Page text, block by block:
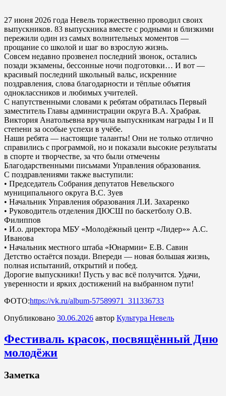
27 июня 2026 года Невель торжественно проводил своих
выпускников. 83 выпускника вместе с родными и близкими
пережили один из самых волнительных моментов —
прощание со школой и шаг во взрослую жизнь.
Совсем недавно прозвенел последний звонок, остались
позади экзамены, бессонные ночи подготовки… И вот —
красивый последний школьный вальс, искренние
поздравления, слова благодарности и тёплые объятия
одноклассников и любимых учителей.
С напутственными словами к ребятам обратилась Первый
заместитель Главы администрации округа В.А. Храбрая.
Виктория Анатольевна вручила выпускникам награды I и II
степени за особые успехи в учёбе.
Наши ребята — настоящие таланты! Они не только отлично
справились с программой, но и показали высокие результаты
в спорте и творчестве, за что были отмечены
Благодарственными письмами Управления образования.
С поздравлениями также выступили:
• Председатель Собрания депутатов Невельского
муниципального округа В.С. Зуев
• Начальник Управления образования Л.И. Захаренко
• Руководитель отделения ДЮСШ по баскетболу О.В.
Филиппов
• И.о. директора МБУ «Молодёжный центр «Лидер»» А.С.
Иванова
• Начальник местного штаба «Юнармии» Е.В. Савин
Детство остаётся позади. Впереди — новая большая жизнь,
полная испытаний, открытий и побед.
Дорогие выпускники! Пусть у вас всё получится. Удачи,
уверенности и ярких достижений на выбранном пути!
ФОТО:https://vk.ru/album-57589971_311336733
Опубликовано 30.06.2026 автор Культура Невель
Фестиваль красок, посвящённый Дню
молодёжи
Заметка